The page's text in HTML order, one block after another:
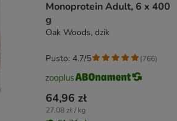
Monoprotein Adult, 6 x 400
g
Oak Woods, dzik
64,96 zł
27,08 zł / kg
Pusto: 4.7/5 (766)